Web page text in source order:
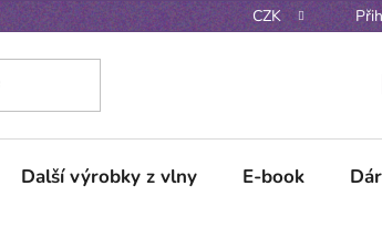
osobních údajů Reklamační řád
CZK
Další výrobky z vlny E-book